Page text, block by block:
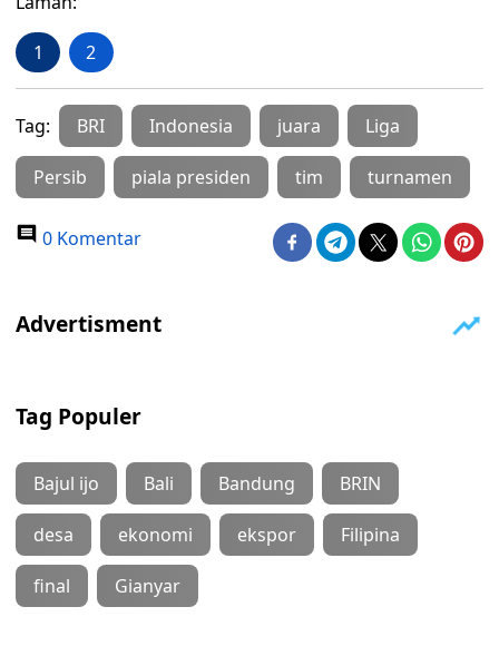
1 2
Tag: BRI Indonesia juara Liga
Persib piala presiden tim turnamen
0 Komentar
Tag Populer
Bajul ijo Bali Bandung BRIN
desa ekonomi ekspor Filipina
final Gianyar